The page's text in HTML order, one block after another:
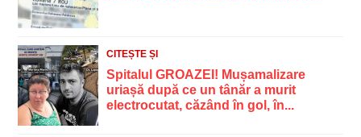
CITEȘTE ȘI
Spitalul GROAZEI! Mușamalizare
uriașă după ce un tânăr a murit
electrocutat, căzând în gol, în...